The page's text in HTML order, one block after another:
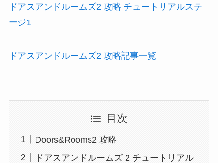
ドアスアンドルームズ2 攻略 チュートリアルステ
ージ1
ドアスアンドルームズ2 攻略記事一覧
目次
Doors&Rooms2 攻略
ドアスアンドルームズ 2 チュートリアル